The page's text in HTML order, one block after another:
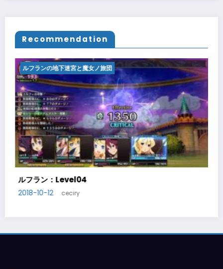
Recommendation
ルフランの地下迷宮と魔女ノ旅団
ルフラン：Level05
2018-10-14